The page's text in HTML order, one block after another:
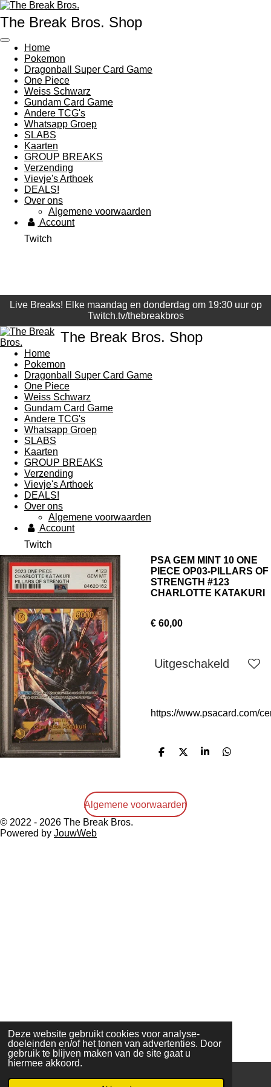
Deze website gebruikt cookies voor analyse-
doeleinden en/of het tonen van advertenties. Door
gebruik te blijven maken van de site gaat u
hiermee akkoord.
Ga
direct
de
hoofdinhoud
The Break Bros. Shop
Home
Pokemon
Dragonball Super Card Game
One Piece
Weiss Schwarz
Gundam Card Game
Andere TCG's
Whatsapp Groep
SLABS
Kaarten
GROUP BREAKS
Verzending
Vievje's Arthoek
DEALS!
Over ons
Algemene voorwaarden
Account
Twitch
Live Breaks! Elke maandag en donderdag om 19:30 uur op
Twitch.tv/thebreakbros
The Break Bros. Shop
Home
Pokemon
Dragonball Super Card Game
One Piece
Weiss Schwarz
Gundam Card Game
Andere TCG's
Whatsapp Groep
SLABS
Kaarten
GROUP BREAKS
Verzending
Vievje's Arthoek
DEALS!
Over ons
Algemene voorwaarden
Account
Twitch
PSA GEM MINT 10 ONE
PIECE OP03-PILLARS OF
STRENGTH #123
CHARLOTTE KATAKURI
€ 60,00
Uitgeschakeld
https://www.psacard.com/
D
n
D
S
D
Algemene voorwaarden
© 2022 - 2026 The Break Bros.
Powered by JouwWeb